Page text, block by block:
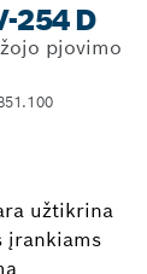
254 D
pjovimo
užtikrina
įrankiams